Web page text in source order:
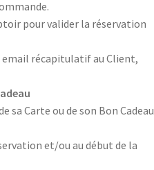
pour valider la réservation
email récapitulatif au Client,
Carte ou de son Bon Cadeau
et/ou au début de la